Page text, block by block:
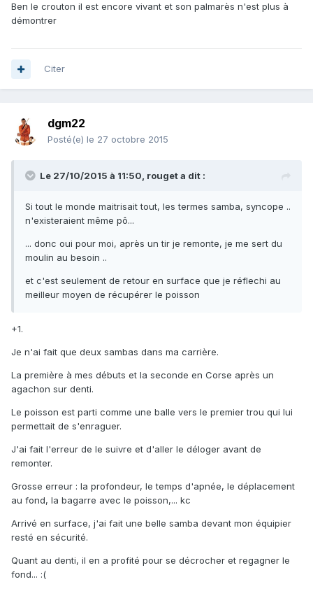
Ben le crouton il est encore vivant et son palmarès n'est plus à
démontrer
Citer
dgm22
Posté(e) le 27 octobre 2015
Le 27/10/2015 à 11:50, rouget a dit :
Si tout le monde maitrisait tout, les termes samba, syncope ..
n'existeraient même pô...
... donc oui pour moi, après un tir je remonte, je me sert du
moulin au besoin ..
et c'est seulement de retour en surface que je réflechi au
meilleur moyen de récupérer le poisson
+1.
Je n'ai fait que deux sambas dans ma carrière.
La première à mes débuts et la seconde en Corse après un
agachon sur denti.
Le poisson est parti comme une balle vers le premier trou qui lui
permettait de s'enraguer.
J'ai fait l'erreur de le suivre et d'aller le déloger avant de
remonter.
Grosse erreur : la profondeur, le temps d'apnée, le déplacement
au fond, la bagarre avec le poisson,... kc
Arrivé en surface, j'ai fait une belle samba devant mon équipier
resté en sécurité.
Quant au denti, il en a profité pour se décrocher et regagner le
fond... :(